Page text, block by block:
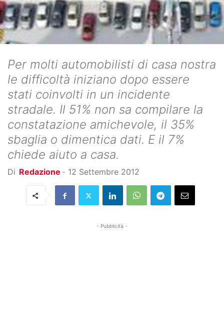
Per molti automobilisti di casa nostra
le difficoltà iniziano dopo essere
stati coinvolti in un incidente
stradale. Il 51% non sa compilare la
constatazione amichevole, il 35%
sbaglia o dimentica dati. E il 7%
chiede aiuto a casa.
Di Redazione - 12 Settembre 2012
- Pubblicità -